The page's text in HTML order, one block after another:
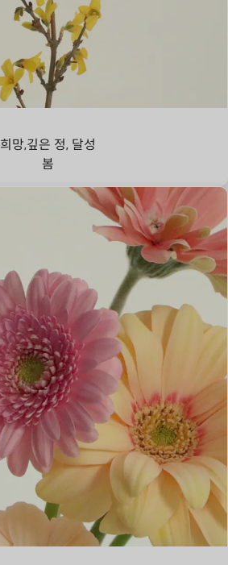
희망,깊은 정, 달성
봄